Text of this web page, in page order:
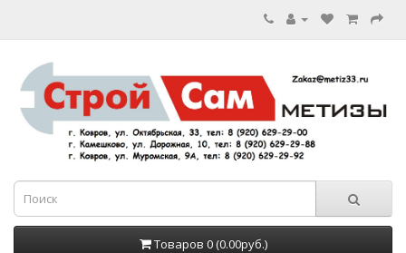
Товаров 0 (0.00руб.)